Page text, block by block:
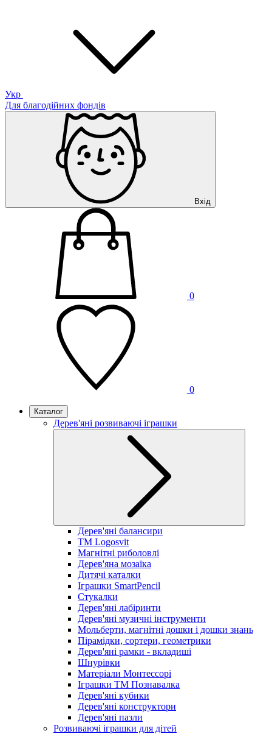
Укр
Для благодійних фондів
Вхід
0
0
Каталог
Дерев'яні розвиваючі іграшки
Дерев'яні балансири
TM Logosvit
Магнітні риболовлі
Дерев'яна мозаїка
Дитячі каталки
Іграшки SmartPencil
Стукалки
Дерев'яні лабіринти
Дерев'яні музичні інструменти
Мольберти, магнітні дошки і дошки знань
Пірамідки, сортери, геометрики
Дерев'яні рамки - вкладиші
Шнурівки
Матеріали Монтессорі
Іграшки ТМ Познавалка
Дерев'яні кубики
Дерев'яні конструктори
Дерев'яні пазли
Розвиваючі іграшки для дітей